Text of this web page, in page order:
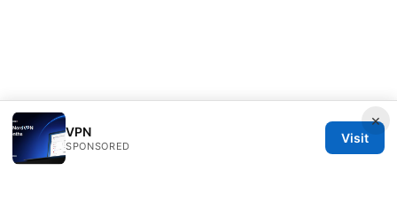
×
VPN
SPONSORED
Visit